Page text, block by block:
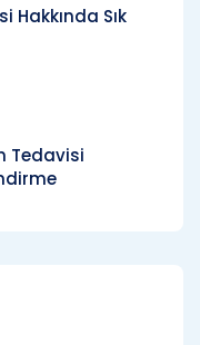
Hakkında Sık
Tedavisi